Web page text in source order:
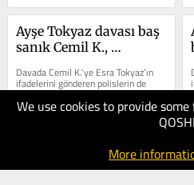
We use cookies to provide
More
Ayşe Tokyaz davası baş
sanık Cemil K.,
Davada Cemil K.'ye Esra Tokyaz’ın
ifadelerini gönderen polislerin de
dosya kapsamına alınmasıyla 9’u
tutuklu 11 erkek bu dosyada
yargılanıyor.